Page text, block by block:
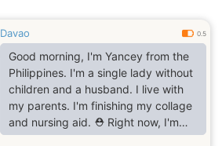
Davao 0.5
Good morning, I'm Yancey from the
Philippines. I'm a single lady without
children and a husband. I live with
my parents. I'm finishing my collage
and nursing aid. ⛑️ Right now, I'm
waiting to work at a hospital. Right